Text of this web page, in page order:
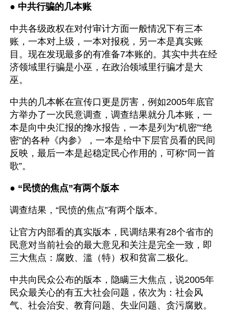
● 中共行骗的几本账
中共各级政权在对付审计方面一般情况下有三本
账，一本对上级，一本对报税，另一本是真实账
目。现在发现最多的有准备7本账的。其实中共在经
济领域里行骗是小巫，在政治领域里行骗才是大
巫。
中共的几本帐在宣传口更是厉害，例如2005年底官
方举办了一次民意调查，调查结果就分几本账，一
本是向中央汇报的搀水报告，一本是列为“机密”“绝
密”的各种《内参》，一本是给中下层官员看的民间
反映，最后一本是起稳定民心作用的，可称“同一首
歌”。
● “民愤的焦点”有两个版本
调查结果，“民愤的焦点”有两个版本。
让官方内部看的真实版本，民调结果有28个省市的
民意对当前社会的最大意见和关注是完全一致，即
三大焦点：腐败、滥（特）权和贫富二极化。
中共向民众公布的版本，隐瞒三大焦点，说2005年
民众最关心的有五大社会问题，依次为：社会风
气、社会治安、教育问题、失业问题、贪污腐败。